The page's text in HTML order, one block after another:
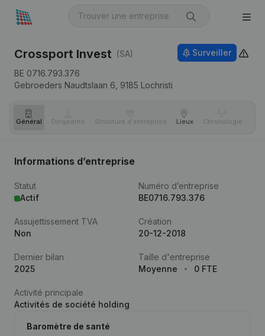
Crossport Invest (SA)
BE 0716.793.376
Gebroeders Naudtslaan 6, 9185 Lochristi
Surveiller
Général Dirigeants Structure d'entreprise Lieux Chronologie
Informations d’entreprise
Statut
Actif
Numéro d’entreprise
BE0716.793.376
Assujettissement TVA
Non
Création
20-12-2018
Dernier bilan
2025
Taille d'entreprise
Moyenne
0 FTE
Activité principale
Activités de société holding
Baromètre de santé